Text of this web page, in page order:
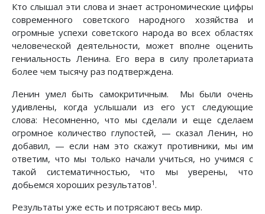
Кто слышал эти слова и знает астрономические цифры
современного советского народного хозяйства и
огромные успехи советского народа во всех областях
человеческой деятельности, может вполне оценить
гениальность Ленина. Его вера в силу пролетариата
более чем тысячу раз подтверждена.
Ленин умел быть самокритичным. Мы были очень
удивлены, когда услышали из его уст следующие
слова: Несомненно, что мы сделали и еще сделаем
огромное количество глупостей, — сказал Ленин, но
добавил, — если нам это скажут противники, мы им
ответим, что мы только начали учиться, но учимся с
такой систематичностью, что мы уверены, что
добьемся хороших результатов1.
Результаты уже есть и потрясают весь мир.